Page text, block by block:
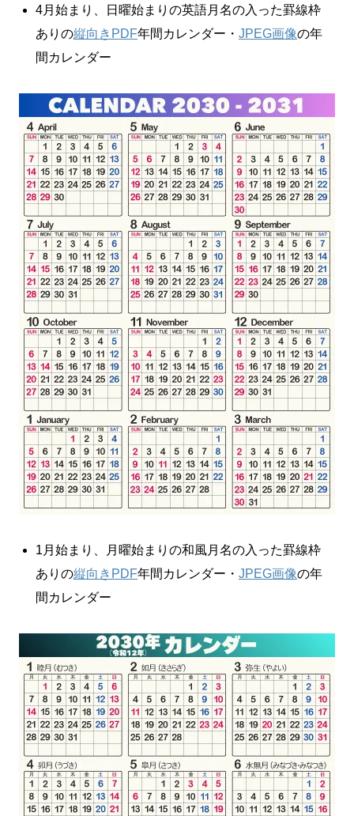
4月始まり、日曜始まりの英語月名の入った罫線枠
ありの縦向きPDF年間カレンダー・ JPEG画像の年
間カレンダー
1月始まり、月曜始まりの和風月名の入った罫線枠
ありの縦向きPDF年間カレンダー・ JPEG画像の年
間カレンダー